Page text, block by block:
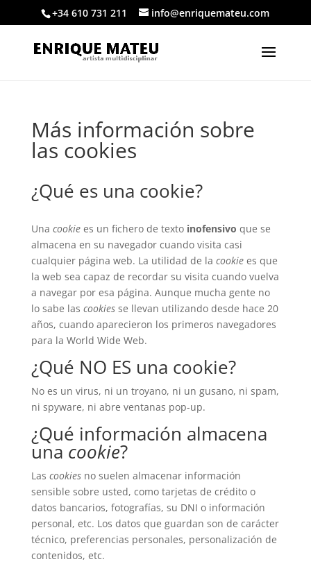
+34 610 731 211 info@enriquemateu.com
Más información sobre
las cookies
¿Qué es una cookie?
Una cookiees un fichero de texto inofensivo que se
almacena en su navegador cuando visita casi
cualquier página web. La utilidad de la cookiees que
la web sea capaz de recordar su visita cuando vuelva
a navegar por esa página. Aunque mucha gente no
lo sabe las cookiesse llevan utilizando desde hace 20
años, cuando aparecieron los primeros navegadores
para la World Wide Web.
¿Qué NO ES una cookie?
No es un virus, ni un troyano, ni un gusano, ni spam,
ni spyware, ni abre ventanas pop-up.
¿Qué información almacena
una cookie?
Las cookiesno suelen almacenar información
sensible sobre usted, como tarjetas de crédito o
datos bancarios, fotografías, su DNI o información
personal, etc. Los datos que guardan son de carácter
técnico, preferencias personales, personalización de
contenidos, etc.